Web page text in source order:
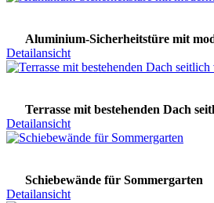
Aluminium-Sicherheitstüre mit
Detailansicht
Terrasse mit bestehenden Dach
Detailansicht
Schiebewände für Sommergarten
Detailansicht